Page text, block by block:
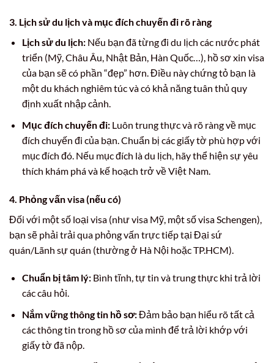
3. Lịch sử du lịch và mục đích chuyến đi rõ ràng
Lịch sử du lịch:Nếu bạn đã từng đi du lịch các nước phát
triển (Mỹ, Châu Âu, Nhật Bản, Hàn Quốc…), hồ sơ xin visa
của bạn sẽ có phần “đẹp” hơn. Điều này chứng tỏ bạn là
một du khách nghiêm túc và có khả năng tuân thủ quy
định xuất nhập cảnh.
Mục đích chuyến đi:Luôn trung thực và rõ ràng về mục
đích chuyến đi của bạn. Chuẩn bị các giấy tờ phù hợp với
mục đích đó. Nếu mục đích là du lịch, hãy thể hiện sự yêu
thích khám phá và kế hoạch trở về Việt Nam.
4. Phỏng vấn visa (nếu có)
Đối với một số loại visa (như visa Mỹ, một số visa Schengen),
bạn sẽ phải trải qua phỏng vấn trực tiếp tại Đại sứ
quán/Lãnh sự quán (thường ở Hà Nội hoặc TP.HCM).
Chuẩn bị tâm lý:Bình tĩnh, tự tin và trung thực khi trả lời
các câu hỏi.
Nắm vững thông tin hồ sơ:Đảm bảo bạn hiểu rõ tất cả
các thông tin trong hồ sơ của mình để trả lời khớp với
giấy tờ đã nộp.